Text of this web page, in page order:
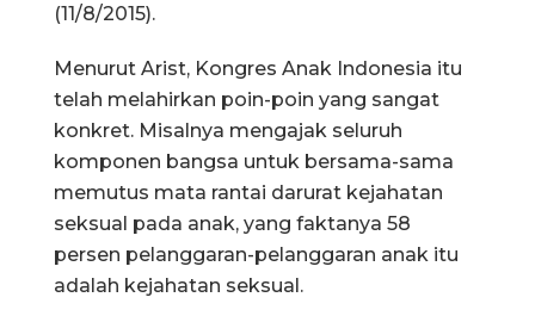
(11/8/2015).
Menurut Arist, Kongres Anak Indonesia itu
telah melahirkan poin-poin yang sangat
konkret. Misalnya mengajak seluruh
komponen bangsa untuk bersama-sama
memutus mata rantai darurat kejahatan
seksual pada anak, yang faktanya 58
persen pelanggaran-pelanggaran anak itu
adalah kejahatan seksual.